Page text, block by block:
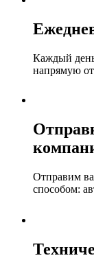
Каждый
напрямую
Отправим
способом: